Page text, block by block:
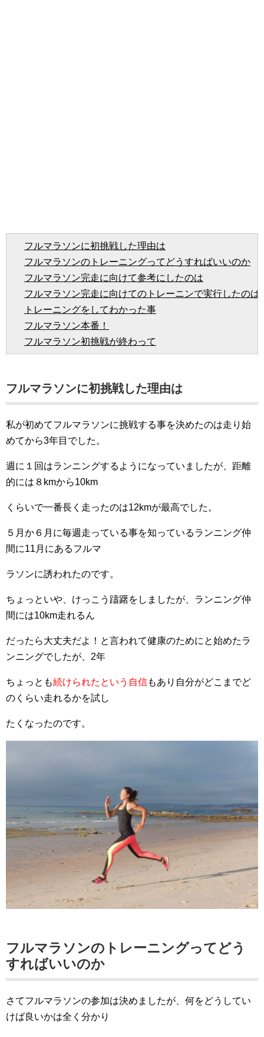
フルマラソンに初挑戦した理由は
フルマラソンのトレーニングってどうすればいいのか
フルマラソン完走に向けて参考にしたのは
フルマラソン完走に向けてのトレーニンで実行したのは
トレーニングをしてわかった事
フルマラソン本番！
フルマラソン初挑戦が終わって
フルマラソンに初挑戦した理由は
私が初めてフルマラソンに挑戦する事を決めたのは走り始
めてから3年目でした。
週に１回はランニングするようになっていましたが、距離
的には８kmから10km
くらいで一番長く走ったのは12kmが最高でした。
５月か６月に毎週走っている事を知っているランニング仲
間に11月にあるフルマ
ラソンに誘われたのです。
ちょっといや、けっこう躊躇をしましたが、ランニング仲
間には10km走れるん
だったら大丈夫だよ！と言われて健康のためにと始めたラ
ンニングでしたが、2年
ちょっとも続けられたという自信もあり自分がどこまでど
のくらい走れるかを試し
たくなったのです。
フルマラソンのトレーニングってどう
すればいいのか
さてフルマラソンの参加は決めましたが、何をどうしてい
けば良いかは全く分かり